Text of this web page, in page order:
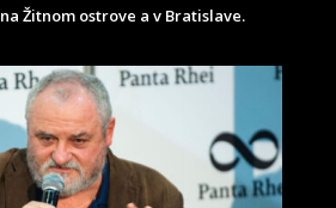
Žitnom ostrove a v Bratislave.